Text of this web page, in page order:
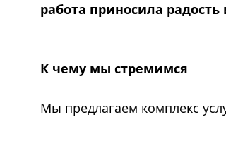
работа приносила
К чему мы стремимся
Мы предлагаем комплекс